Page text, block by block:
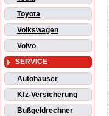
Toyota
Volkswagen
Volvo
SERVICE
Autohäuser
Kfz-Versicherung
Bußgeldrechner